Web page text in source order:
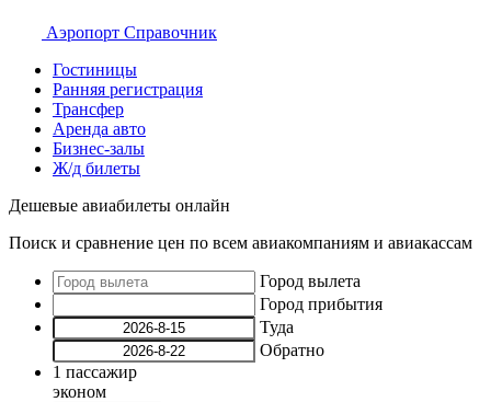
Аэропорт Справочник
Гостиницы
Ранняя регистрация
Трансфер
Аренда авто
Бизнес-залы
Ж/д билеты
Дешевые авиабилеты онлайн
Поиск и сравнение цен по всем авиакомпаниям и авиакассам
Город вылета
Город прибытия
Туда
Обратно
1 пассажир
эконом